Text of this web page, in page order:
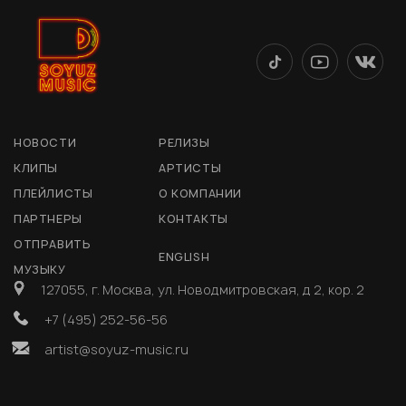
НОВОСТИ
РЕЛИЗЫ
КЛИПЫ
АРТИСТЫ
ПЛЕЙЛИСТЫ
О КОМПАНИИ
ПАРТНЕРЫ
КОНТАКТЫ
ОТПРАВИТЬ
МУЗЫКУ
ENGLISH
127055, г. Москва, ул. Новодмитровская, д 2, кор. 2
+7 (495) 252-56-56
artist@soyuz-music.ru